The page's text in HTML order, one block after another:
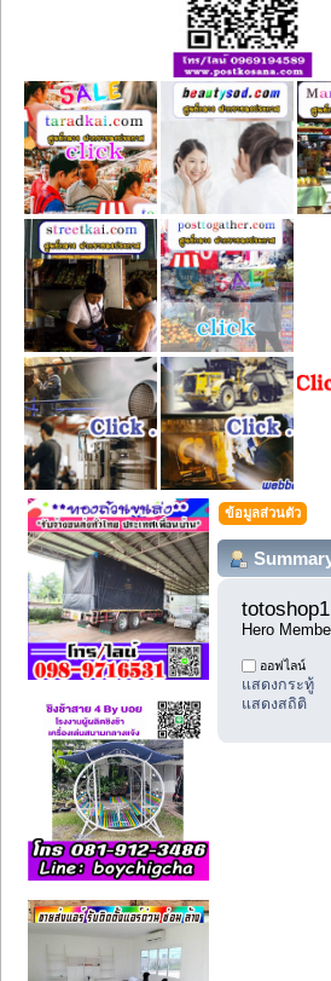
ข้อมูลส่วนตัว
totoshop1
Hero
ออฟไลน์
แสดงกระทู้
แสดงสถิติ